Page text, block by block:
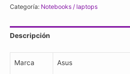
Categoría: Notebooks / laptops
Descripción
Marca Asus